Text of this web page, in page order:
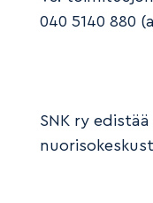
040 5140 880
SNK ry